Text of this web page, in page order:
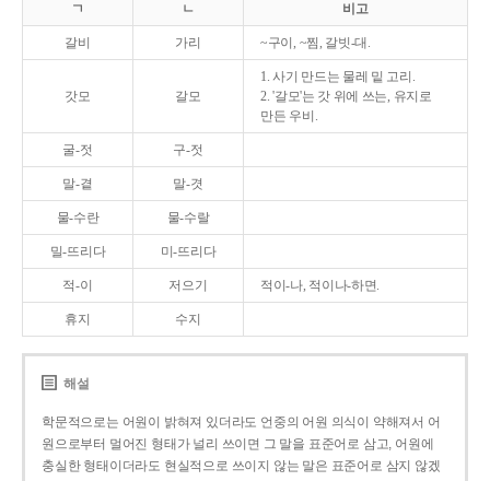
ㄱ ㄴ 비고
갈비 가리 ~구이, ~찜, 갈빗-대.
갓모 갈모
1. 사기 만드는 물레 밑 고리.
2. '갈모'는 갓 위에 쓰는, 유지로
만든 우비.
굴-젓 구-젓
말-곁 말-겻
물-수란 물-수랄
밀-뜨리다 미-뜨리다
적-이 저으기 적이-나, 적이나-하면.
휴지 수지
해설
학문적으로는 어원이 밝혀져 있더라도 언중의 어원 의식이 약해져서 어
원으로부터 멀어진 형태가 널리 쓰이면 그 말을 표준어로 삼고, 어원에
충실한 형태이더라도 현실적으로 쓰이지 않는 말은 표준어로 삼지 않겠